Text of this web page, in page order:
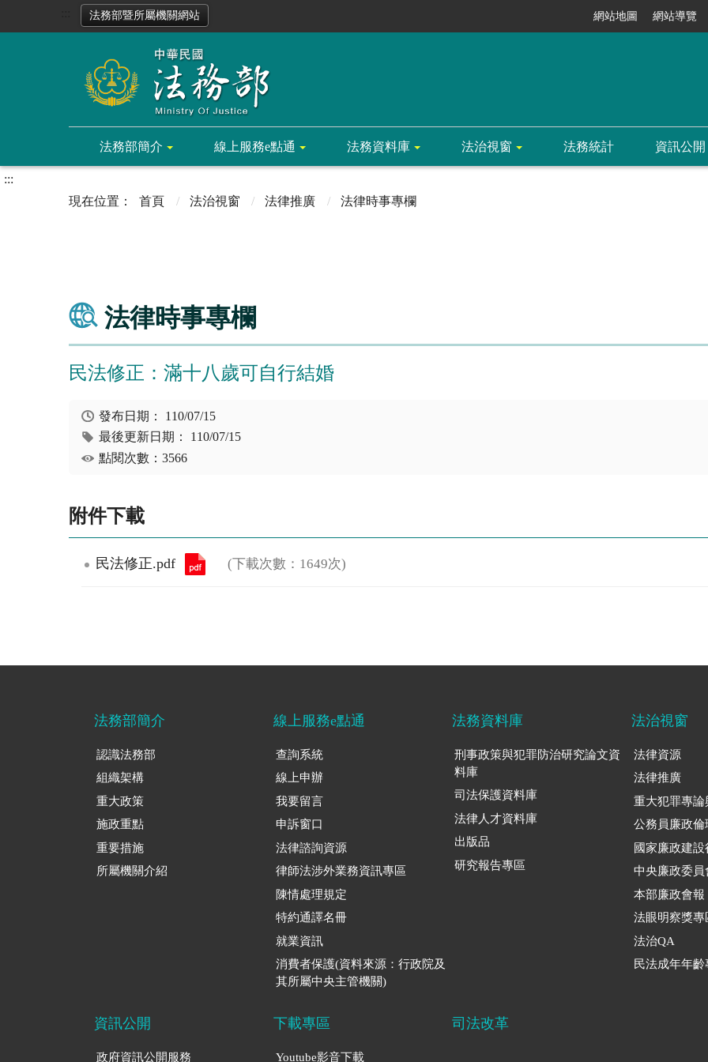
法務部暨所屬機關網站 網站地圖 網站導覽
法務部簡介 線上服務e點通 法務資料庫 法治視窗 法務統計 資訊公開
:::
首頁
法治視窗 法律推廣 法律時事專欄
法律時事專欄
民法修正：滿十八歲可自行結婚
發布日期： 110/07/15
最後更新日期： 110/07/15
點閱次數：3566
附件下載
民法修正.pdf (下載次數：1649次)
法務部簡介
認識法務部
組織架構
重大政策
施政重點
重要措施
所屬機關介紹
線上服務e點通
查詢系統
線上申辦
我要留言
申訴窗口
法律諮詢資源
律師法涉外業務資訊專區
陳情處理規定
特約通譯名冊
就業資訊
消費者保護(資料來源：行政院及
其所屬中央主管機關)
法務資料庫
刑事政策與犯罪防治研究論文資
料庫
司法保護資料庫
法律人才資料庫
出版品
研究報告專區
法治視窗
法律資源
法律推廣
重大犯罪專論
公務員廉政倫
國家廉政建設
中央廉政委員
本部廉政會報
法眼明察獎專
法治QA
民法成年年齡
資訊公開
政府資訊公開服務
下載專區
Youtube影音下載
司法改革